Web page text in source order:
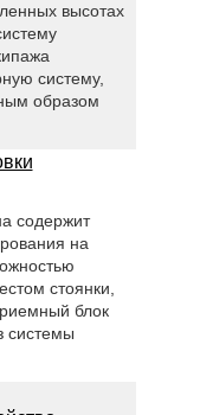
высотах
систему,
образом
содержит
на
стоянки,
блок
системы